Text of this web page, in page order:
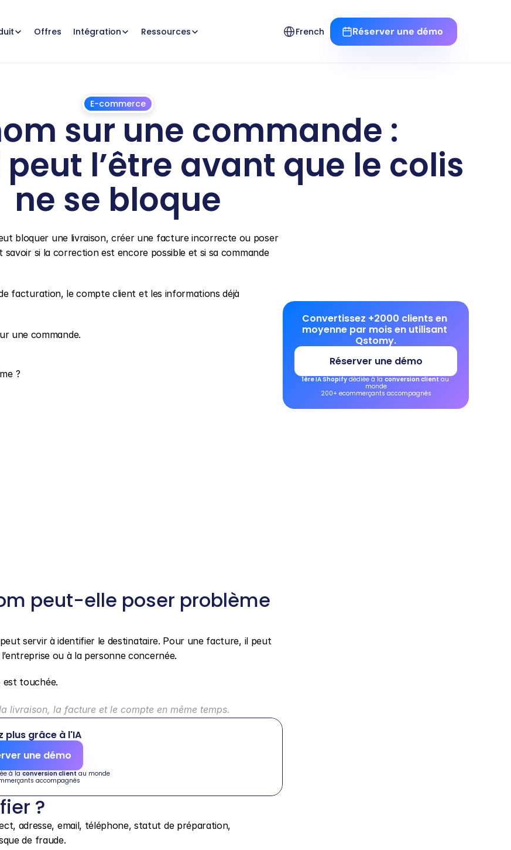
Offres Intégration Ressources
Select Language
French Réserver une démo
E-commerce
sur une commande :
l’être avant que le colis
ne se bloque
bloquer une livraison, créer une facture incorrecte ou poser
si la correction est encore possible et si sa commande
facturation, le compte client et les informations déjà
une commande.
?
peut-elle poser problème
servir à identifier le destinataire. Pour une facture, il peut
ou à la personne concernée.
est touchée.
livraison, la facture et le compte en même temps.
plus grâce à l'IA
une démo
à la conversion client au monde
accompagnés
?
adresse, email, téléphone, statut de préparation,
de fraude.
Convertissez +2000 clients en
moyenne par mois en utilisant
Qstomy.
Réserver une démo
1ère IA Shopify dédiée à la conversion client au
monde
200+ ecommerçants accompagnés